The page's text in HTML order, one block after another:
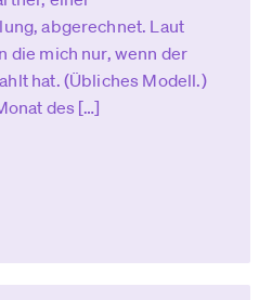
abgerechnet. Laut
die mich nur, wenn der
hat. (Übliches Modell.)
des […]